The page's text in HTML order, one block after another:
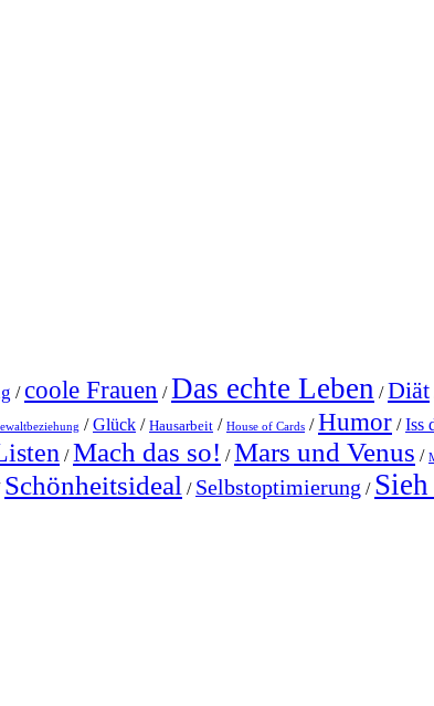
/coole Frauen /Das echte Leben /Diät
/Glück / Hausarbeit / House of Cards /Humor /Iss
/Mach das so! /Mars und Venus /
Schönheitsideal / Selbstoptimierung /